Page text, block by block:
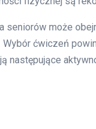
seniorów może
ćwiczeń
następujące